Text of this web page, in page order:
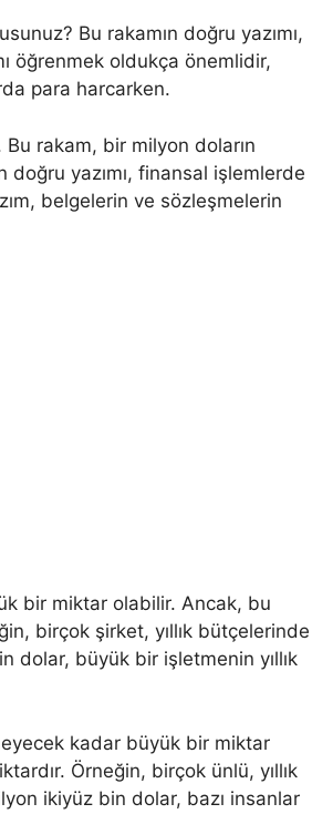
Bu rakamın doğru yazımı,
öğrenmek oldukça önemlidir,
para harcarken.
rakam, bir milyon doların
yazımı, finansal işlemlerde
belgelerin ve sözleşmelerin
bir miktar olabilir. Ancak, bu
birçok şirket, yıllık bütçelerinde
dolar, büyük bir işletmenin yıllık
kadar büyük bir miktar
Örneğin, birçok ünlü, yıllık
ikiyüz bin dolar, bazı insanlar